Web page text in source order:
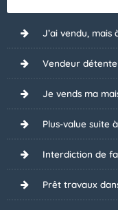
J’ai vendu, mais
Vendeur
Je vends ma
Plus-value suite
Interdiction de
Prêt travaux